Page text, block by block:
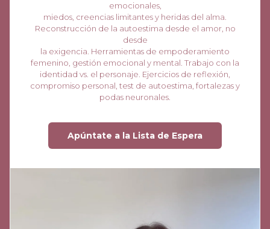
emocionales,
miedos, creencias limitantes y heridas del alma.
Reconstrucción de la autoestima desde el amor, no
desde
la exigencia. Herramientas de empoderamiento
femenino, gestión emocional y mental. Trabajo con la
identidad vs. el personaje. Ejercicios de reflexión,
compromiso personal, test de autoestima, fortalezas y
podas neuronales.
Apúntate a la Lista de Espera